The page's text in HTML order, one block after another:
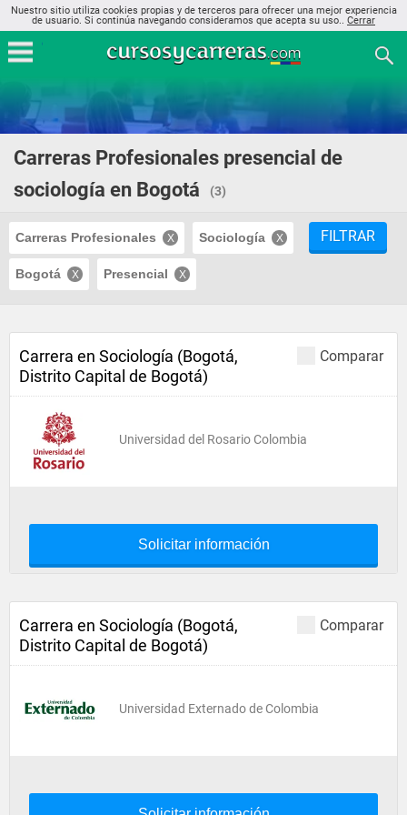
Nuestro sitio utiliza cookies propias y de terceros para ofrecer una mejor experiencia
de usuario. Si continúa navegando consideramos que acepta su uso.. Cerrar
Carreras Profesionales presencial de
sociología en Bogotá
(3)
Carreras Profesionales Sociología
Bogotá Presencial
FILTRAR
Comparar
Carrera en Sociología (Bogotá,
Distrito Capital de Bogotá)
Universidad del Rosario Colombia
Solicitar información
Comparar
Carrera en Sociología (Bogotá,
Distrito Capital de Bogotá)
Universidad Externado de Colombia